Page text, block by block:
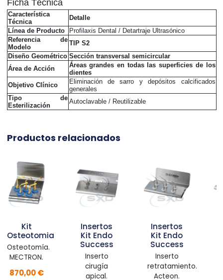
Ficha Técnica
Característica
Técnica
Detalle
Línea de Producto
Profilaxis Dental / Detartraje Ultrasónico
Referencia de
Modelo
TIP S2
Diseño Geométrico Sección transversal semicircular
Área de Acción
Áreas grandes en todas las superficies de los
dientes
Objetivo Clínico
Eliminación de sarro y depósitos calcificados
generales
Tipo de
Esterilización
Autoclavable / Reutilizable
Productos relacionados
Kit Endo
Success
apical.
Insertos
Kit Endo
Success
retratamiento.
Insertos
Implant
Tratamiento